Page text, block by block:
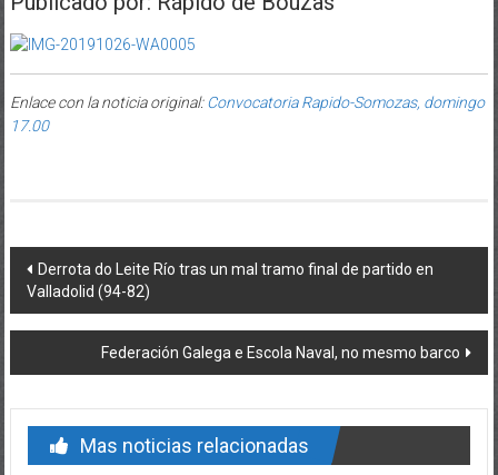
Enlace con la noticia original:Convocatoria Rapido-Somozas, domingo
17.00
Post navigation
Derrota do Leite Río tras un mal tramo final de partido en
Valladolid (94-82)
Federación Galega e Escola Naval, no mesmo barco
Mas noticias relacionadas